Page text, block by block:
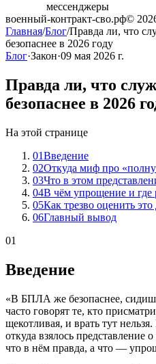
мессенджеры
военный-контракт-сво.рф©
Главная/Блог/Правда ли, что
безопаснее в 2026 году
Блог·Закон·09 мая 2026 г.
Правда ли, что
безопаснее в 2026
На этой странице
01Введение
02Откуда миф про
03Что в этом
04В чём упрощение и где
05Как трезво оценить это
06Главный вывод
01
Введение
«В БПЛА же безопаснее,
часто говорят те, кто
щекотливая, и врать тут
откуда взялось
что в нём правда, а что —